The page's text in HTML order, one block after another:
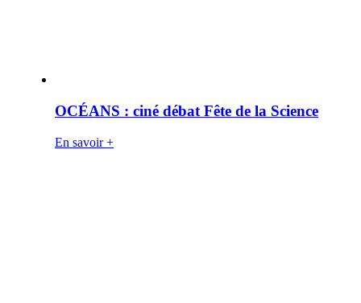
OCÉANS : ciné débat Fête de la Science
En savoir +